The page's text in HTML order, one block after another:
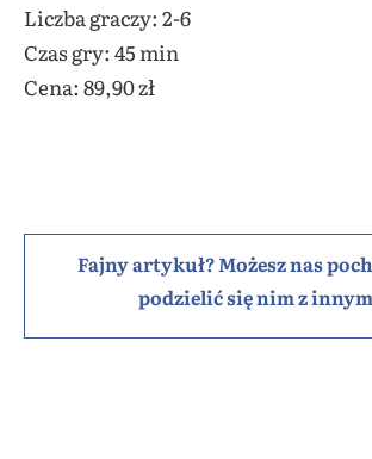
Liczba graczy: 2-6
Czas gry: 45 min
Cena: 89,90 zł
Fajny artykuł? Możesz nas
podzielić się nim z